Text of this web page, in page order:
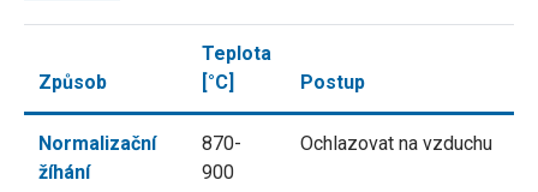
Způsob
Teplota
[°C]
Postup
Normalizační
žíhání
870-
900
Ochlazovat na vzduchu